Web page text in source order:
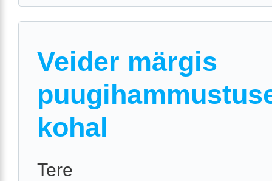
Veider märgis
kohal
Tere